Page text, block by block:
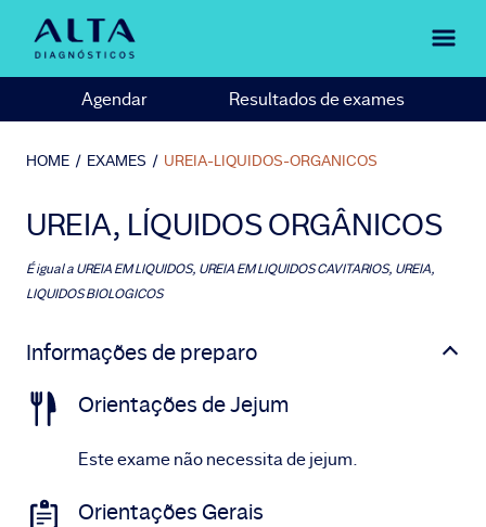
Agendar Resultados de exames
HOME / EXAMES / UREIA-LIQUIDOS-ORGANICOS
UREIA, LÍQUIDOS ORGÂNICOS
É igual aUREIA EM LIQUIDOS, UREIA EM LIQUIDOS CAVITARIOS, UREIA,
LIQUIDOS BIOLOGICOS
Informações de preparo
Orientações de Jejum
Este exame não necessita de jejum.
Orientações Gerais